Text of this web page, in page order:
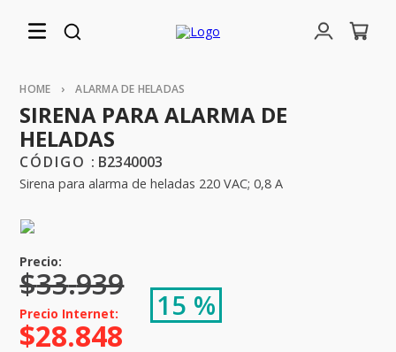
ALARMA DE HELADAS
SIRENA PARA ALARMA DE
HELADAS
: B2340003
Sirena para alarma de heladas 220 VAC; 0,8 A
$33.939
15 %
$28.848